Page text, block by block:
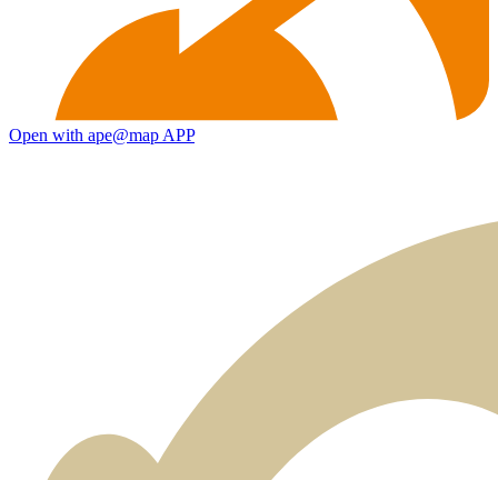
Open with ape@map APP